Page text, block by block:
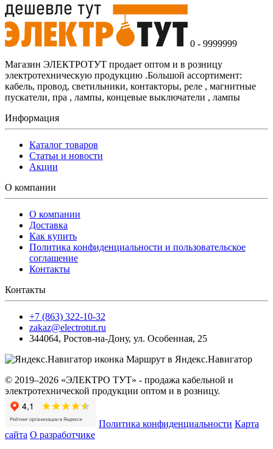
0 - 9999999
Магазин ЭЛЕКТРОТУТ продает оптом и в розницу
электротехническую продукцию .Большой ассортимент:
кабель, провод, светильники, контакторы, реле , магнитные
пускатели, пра , лампы, концевые выключатели , лампы
Информация
Каталог товаров
Статьи и новости
Акции
О компании
О компании
Доставка
Как купить
Политика конфиденциальности и пользовательское
соглашение
Контакты
Контакты
+7 (863) 322-10-32
zakaz@electrotut.ru
344064, Ростов-на-Дону, ул. Особенная, 25
Маршрут в Яндекс.Навигатор
© 2019–2026 «ЭЛЕКТРО ТУТ» - продажа кабельной и
электротехнической продукции оптом и в розницу.
Политика конфиденциальности Карта
сайта О разработчике